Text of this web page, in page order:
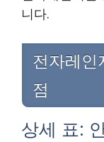
니다.
전자레인
점
상세 표: